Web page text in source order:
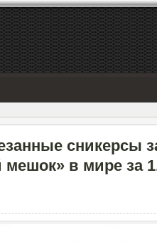
сникерсы
в мире за